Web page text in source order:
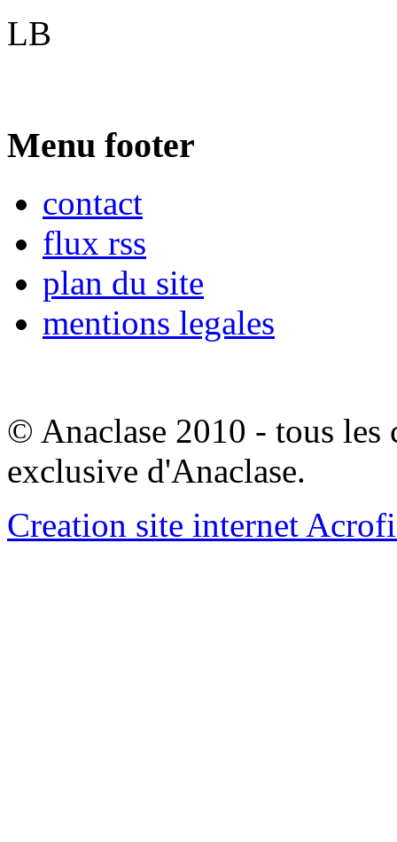
LB
Menu footer
contact
flux rss
plan du site
mentions legales
© Anaclase 2010 - tous les
exclusive d'Anaclase.
Creation site internet